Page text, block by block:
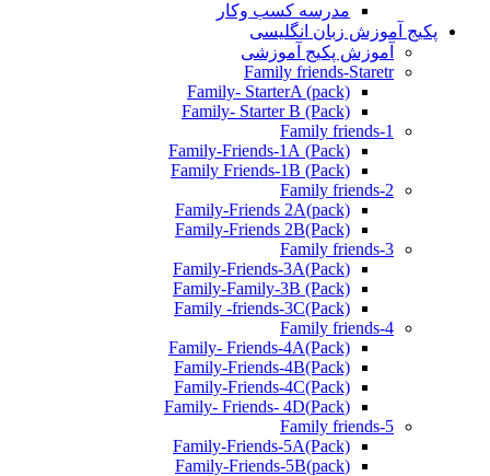
مدرسه کسب وکار
پکیج آموزش زبان انگلیسی
آموزش پکیج آموزشی
Family friends-Staretr
Family- StarterA (pack)
Family- Starter B (Pack)
Family friends-1
(Pack) Family-Friends-1A
(Pack) Family Friends-1B
Family friends-2
Family-Friends 2A(pack)
Family-Friends 2B(Pack)
Family friends-3
(Pack)Family-Friends-3A
Family-Family-3B (Pack)
Family -friends-3C(Pack)
Family friends-4
Family- Friends-4A(Pack)
Family-Friends-4B(Pack)
Family-Friends-4C(Pack)
(Pack)Family- Friends- 4D
Family friends-5
Family-Friends-5A(Pack)
(pack)Family-Friends-5B